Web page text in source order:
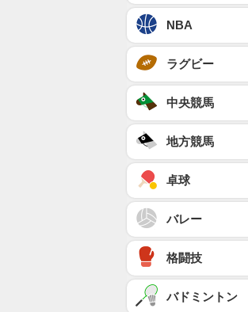
NBA
ラグビー
中央競馬
地方競馬
卓球
バレー
格闘技
バドミントン